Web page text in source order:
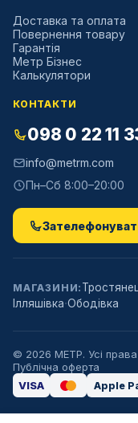
Доставка та оплата
Повернення товару
Гарантія
Метр Бізнес
Калькулятори
КОНТАКТИ
098 0 22 11
info@metrm.com
Пн–Сб 8:00–20:00
МАГАЗИНИ:
Ілляшівка·Ободівка
© 2026 МЕТР. Усі
Публічна оферта
VISA
Apple